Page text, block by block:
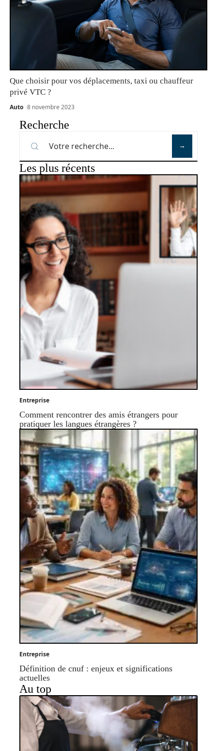
Que choisir pour vos déplacements, taxi ou chauffeur
privé VTC ?
Auto 8 novembre 2023
Recherche
Les plus récents
Entreprise
Comment rencontrer des amis étrangers pour
pratiquer les langues étrangères ?
Entreprise
Définition de cnuf : enjeux et significations
actuelles
Au top